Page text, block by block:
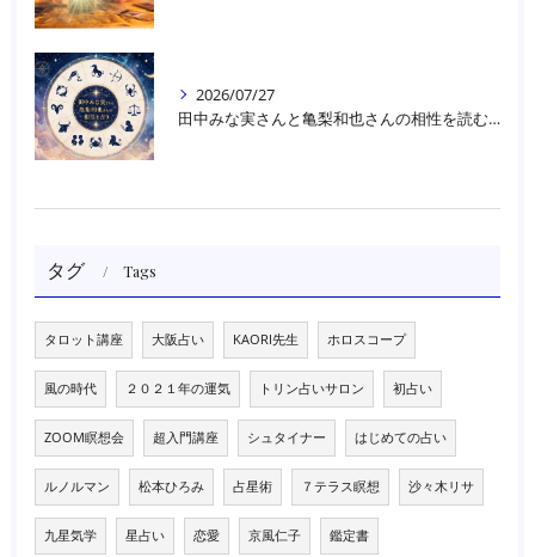
2026/07/27
田中みな実さんと亀梨和也さんの相性を読む｜大阪・箕面占いスクールラブアンドライト
タグ Tags
タロット講座 大阪占い KAORI先生 ホロスコープ
風の時代 ２０２１年の運気 トリン占いサロン 初占い
ZOOM瞑想会 超入門講座 シュタイナー はじめての占い
ルノルマン 松本ひろみ 占星術 ７テラス瞑想 沙々木リサ
九星気学 星占い 恋愛 京風仁子 鑑定書